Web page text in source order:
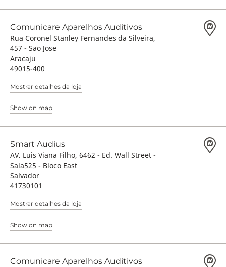
Comunicare Aparelhos Auditivos
Rua Coronel Stanley Fernandes da Silveira,
457 - Sao Jose
Aracaju
49015-400
Mostrar detalhes da loja
Show on map
Smart Audius
AV. Luis Viana Filho, 6462 - Ed. Wall Street -
Sala525 - Bloco East
Salvador
41730101
Mostrar detalhes da loja
Show on map
Comunicare Aparelhos Auditivos